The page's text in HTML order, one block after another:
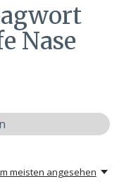
Nase
meisten angesehen